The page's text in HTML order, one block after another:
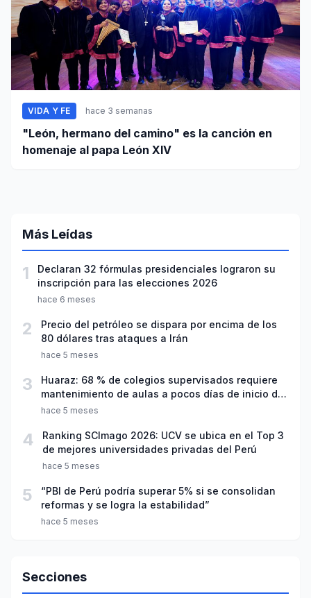
VIDA Y FE hace 3 semanas
"León, hermano del camino" es la canción en
homenaje al papa León XIV
Más Leídas
1
Declaran 32 fórmulas presidenciales lograron su
inscripción para las elecciones 2026
hace 6 meses
2
Precio del petróleo se dispara por encima de los
80 dólares tras ataques a Irán
hace 5 meses
3
Huaraz: 68 % de colegios supervisados requiere
mantenimiento de aulas a pocos días de inicio del
año escolar 2026
hace 5 meses
4
Ranking SCImago 2026: UCV se ubica en el Top 3
de mejores universidades privadas del Perú
hace 5 meses
5
“PBI de Perú podría superar 5% si se consolidan
reformas y se logra la estabilidad”
hace 5 meses
Secciones